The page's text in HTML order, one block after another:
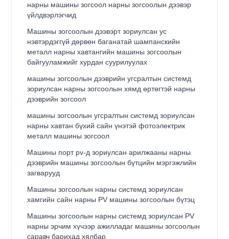
нарны машины зогсоол нарны зогсоолын дээвэр
үйлдвэрлэгчид
Машины зогсоолын дээвэрт зориулсан ус
нэвтэрдэггүй дөрвөн баганатай шампанскийн
металл нарны хавтангийн машины зогсоолын
байгууламжийг хурдан суурилуулах
машины зогсоолын дээврийн угсралтын системд
зориулсан нарны зогсоолын хямд өртөгтэй нарны
дээврийн зогсоол
машины зогсоолын угсралтын системд зориулсан
нарны хавтан бүхий сайн үнэтэй фотоэлектрик
металл машины зогсоол
Машины порт pv-д зориулсан арилжааны нарны
дээврийн машины зогсоолын бүтцийн мэргэжлийн
загварууд
Машины зогсоолын нарны системд зориулсан
хамгийн сайн нарны PV машины зогсоолын бүтэц
Машины зогсоолын нарны системд зориулсан PV
нарны эрчим хүчээр ажилладаг машины зогсоолын
саравч барихад хялбар